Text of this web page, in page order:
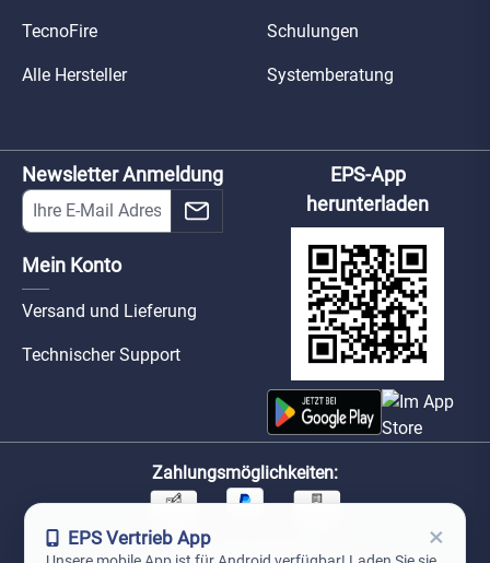
TecnoFire
Alle Hersteller
Schulungen
Systemberatung
Newsletter Anmeldung
Mein Konto
Versand und Lieferung
Technischer Support
EPS-App
herunterladen
Zahlungsmöglichkeiten:
Unsere Versandpartner:
EPS Vertrieb App ×